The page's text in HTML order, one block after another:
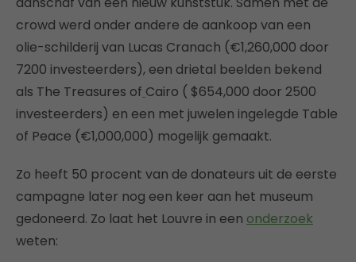
crowd werd onder andere de aankoop van een
olie-schilderij van Lucas Cranach (€1,260,000 door
7200 investeerders), een drietal beelden bekend
als The Treasures of Cairo ( $654,000 door 2500
investeerders) en een met juwelen ingelegde Table
of Peace (€1,000,000) mogelijk gemaakt.
Zo heeft 50 procent van de donateurs uit de eerste
campagne later nog een keer aan het museum
gedoneerd. Zo laat het Louvre in een onderzoek
weten: